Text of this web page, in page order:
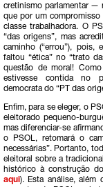
cretinismo parlamentar —
que por um compromisso
classe trabalhadora. O
“das origens”, mas
caminho (“errou”), pois,
faltou “ética” no “trato
questão de moral!
estivesse contida no
democrata do “PT das
Enfim, para se eleger, o
eleitorado pequeno-
mas diferenciar-se
o PSOL, retomará o
necessárias”. Portanto,
eleitoral sobre a
histórico à construção
aqui ). Esta análise, além